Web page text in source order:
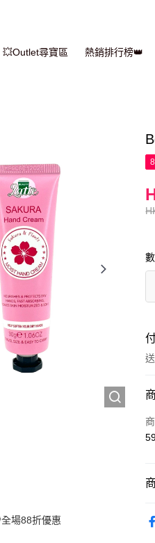
💥Outlet尋寶區 熱銷排行榜👑
場88折優惠